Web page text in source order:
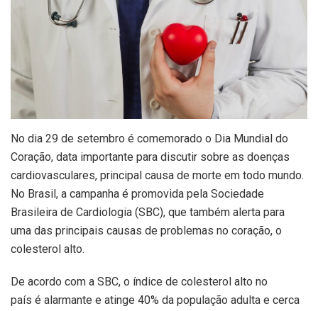
No dia 29 de setembro é comemorado o Dia Mundial do
Coração, data importante para discutir sobre as doenças
cardiovasculares, principal causa de morte em todo mundo.
No Brasil, a campanha é promovida pela Sociedade
Brasileira de Cardiologia (SBC), que também alerta para
uma das principais causas de problemas no coração, o
colesterol alto.
De acordo com a SBC, o índice de colesterol alto no
país é alarmante e atinge 40% da população adulta e cerca